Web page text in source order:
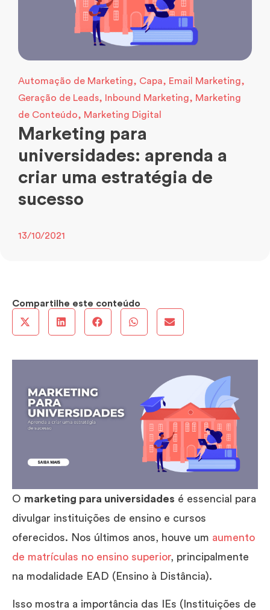
Automação de Marketing, Capa, Email Marketing,
Geração de Leads, Inbound Marketing, Marketing
de Conteúdo, Marketing Digital
Marketing para
universidades: aprenda a
criar uma estratégia de
sucesso
13/10/2021
Compartilhe este conteúdo
O marketing para universidades é essencial para
divulgar instituições de ensino e cursos
oferecidos. Nos últimos anos, houve um aumento
de matrículas no ensino superior, principalmente
na modalidade EAD (Ensino à Distância).
Isso mostra a importância das IEs (Instituições de